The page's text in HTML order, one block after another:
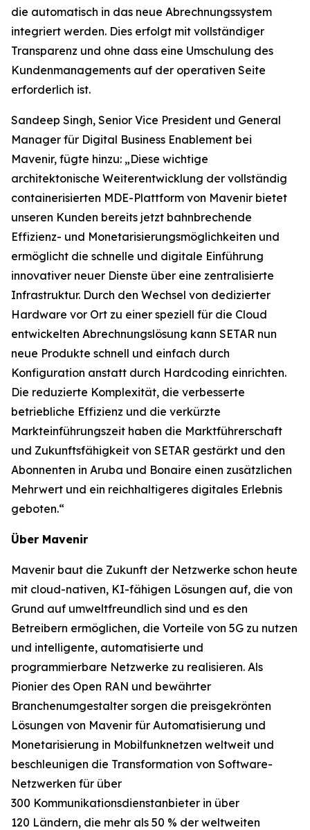
die automatisch in das neue Abrechnungssystem
integriert werden. Dies erfolgt mit vollständiger
Transparenz und ohne dass eine Umschulung des
Kundenmanagements auf der operativen Seite
erforderlich ist.
Sandeep Singh, Senior Vice President und General
Manager für Digital Business Enablement bei
Mavenir, fügte hinzu: „Diese wichtige
architektonische Weiterentwicklung der vollständig
containerisierten MDE-Plattform von Mavenir bietet
unseren Kunden bereits jetzt bahnbrechende
Effizienz- und Monetarisierungsmöglichkeiten und
ermöglicht die schnelle und digitale Einführung
innovativer neuer Dienste über eine zentralisierte
Infrastruktur. Durch den Wechsel von dedizierter
Hardware vor Ort zu einer speziell für die Cloud
entwickelten Abrechnungslösung kann SETAR nun
neue Produkte schnell und einfach durch
Konfiguration anstatt durch Hardcoding einrichten.
Die reduzierte Komplexität, die verbesserte
betriebliche Effizienz und die verkürzte
Markteinführungszeit haben die Marktführerschaft
und Zukunftsfähigkeit von SETAR gestärkt und den
Abonnenten in Aruba und Bonaire einen zusätzlichen
Mehrwert und ein reichhaltigeres digitales Erlebnis
geboten.“
Über Mavenir
Mavenir baut die Zukunft der Netzwerke schon heute
mit cloud-nativen, KI-fähigen Lösungen auf, die von
Grund auf umweltfreundlich sind und es den
Betreibern ermöglichen, die Vorteile von 5G zu nutzen
und intelligente, automatisierte und
programmierbare Netzwerke zu realisieren. Als
Pionier des Open RAN und bewährter
Branchenumgestalter sorgen die preisgekrönten
Lösungen von Mavenir für Automatisierung und
Monetarisierung in Mobilfunknetzen weltweit und
beschleunigen die Transformation von Software-
Netzwerken für über
300 Kommunikationsdienstanbieter in über
120 Ländern, die mehr als 50 % der weltweiten